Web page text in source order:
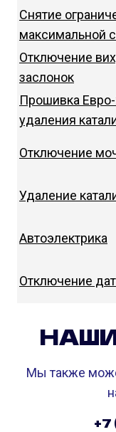
Снятие
максимальной
Отключение
заслонок
Прошивка
удаления
Отключение
Удаление
Автоэлектрика
Отключение
Мы также
+7